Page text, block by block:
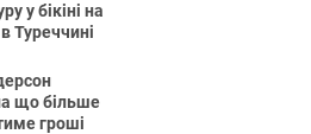
у бікіні на
Туреччині
що більше
гроші